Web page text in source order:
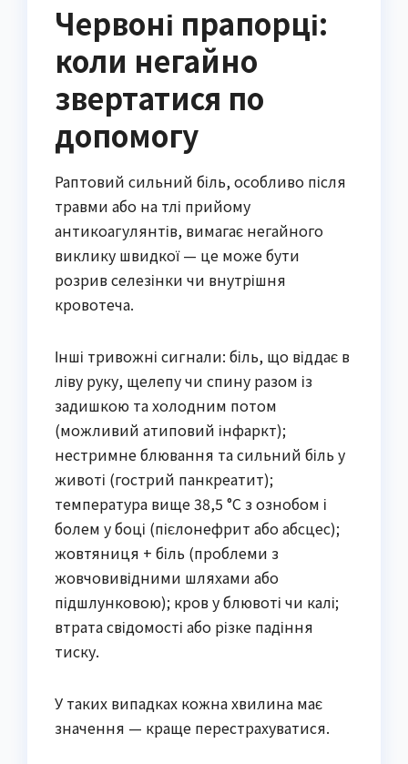
Червоні прапорці:
коли негайно
звертатися по
допомогу
Раптовий сильний біль, особливо після
травми або на тлі прийому
антикоагулянтів, вимагає негайного
виклику швидкої — це може бути
розрив селезінки чи внутрішня
кровотеча.
Інші тривожні сигнали: біль, що віддає в
ліву руку, щелепу чи спину разом із
задишкою та холодним потом
(можливий атиповий інфаркт);
нестримне блювання та сильний біль у
животі (гострий панкреатит);
температура вище 38,5 °C з ознобом і
болем у боці (пієлонефрит або абсцес);
жовтяниця + біль (проблеми з
жовчовивідними шляхами або
підшлунковою); кров у блювоті чи калі;
втрата свідомості або різке падіння
тиску.
У таких випадках кожна хвилина має
значення — краще перестрахуватися.